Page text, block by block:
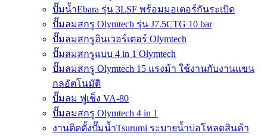
ปั๊มน้ำEbara รุ่น 3LSF พร้อมมอเตอร์กันระเบิด
ปั๊มลมสกรู Olymtech รุ่น J7.5CTG 10 bar
ปั๊มลมสกรูอินเวอร์เตอร์ Olymtech
ปั๊มลมสกรูแบบ 4 in 1 Olymtech
ปั๊มลมสกรู Olymtech 15 แรงม้า ใช้งานกับงานแขน
กลอัตโนมัติ
ปั๊มลม ฟูเช็ง VA-80
ปั๊มลมสกรู Olymtech 4 in 1
งานติดตั้งปั๊มน้ำTsurumi ระบายน้ำบ่อโหลดสินค้า